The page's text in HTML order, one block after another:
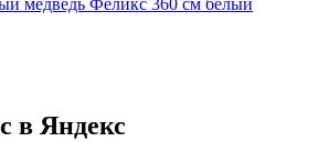
медведь Феликс 360 см белый
в Яндекс